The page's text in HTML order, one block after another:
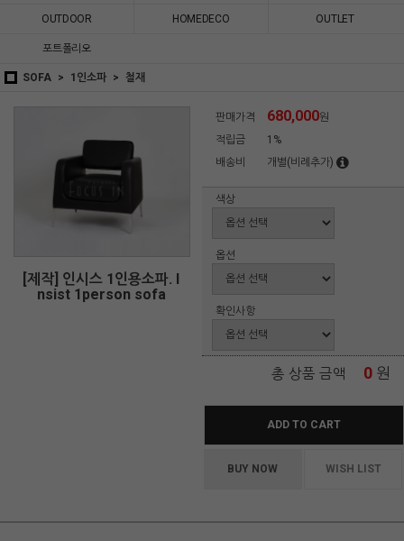
OUTDOOR HOMEDECO OUTLET
포트폴리오
SOFA 1인소파 철재
[제작] 인시스 1인용소파. I
nsist 1person sofa
판매가격 680,000원
적립금
1%
배송비
개별(비례추가)
색상
옵션
확인사항
총 상품 금액 0 원
ADD TO CART
BUY NOW WISH LIST